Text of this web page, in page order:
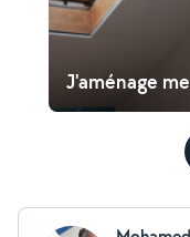
J'aménage